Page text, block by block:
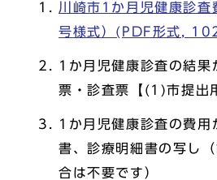
川崎市1か月児健康診査
号様式）(PDF形式,
1か月児健康診査の結果
票・診査票【(1)市提出
1か月児健康診査の費用
書、診療明細書の写し
合は不要です）